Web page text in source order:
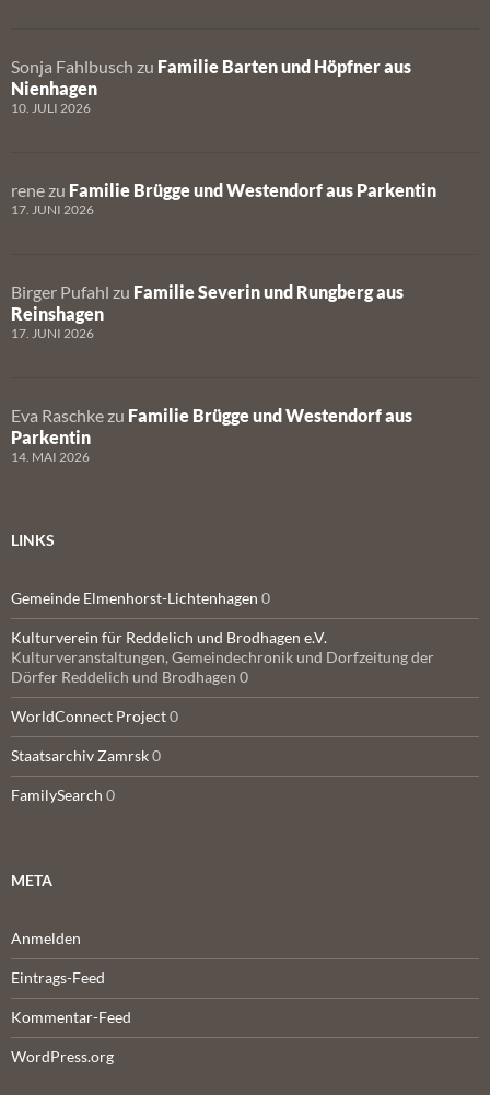
Sonja Fahlbusch zu Familie Barten und Höpfner aus
Nienhagen
10. JULI 2026
rene zu Familie Brügge und Westendorf aus Parkentin
17. JUNI 2026
Birger Pufahl zu Familie Severin und Rungberg aus
Reinshagen
17. JUNI 2026
Eva Raschke zu Familie Brügge und Westendorf aus
Parkentin
14. MAI 2026
LINKS
Gemeinde Elmenhorst-Lichtenhagen 0
Kulturverein für Reddelich und Brodhagen e.V.
Kulturveranstaltungen, Gemeindechronik und Dorfzeitung der
Dörfer Reddelich und Brodhagen 0
WorldConnect Project0
Staatsarchiv Zamrsk0
FamilySearch 0
META
Anmelden
Eintrags-Feed
Kommentar-Feed
WordPress.org